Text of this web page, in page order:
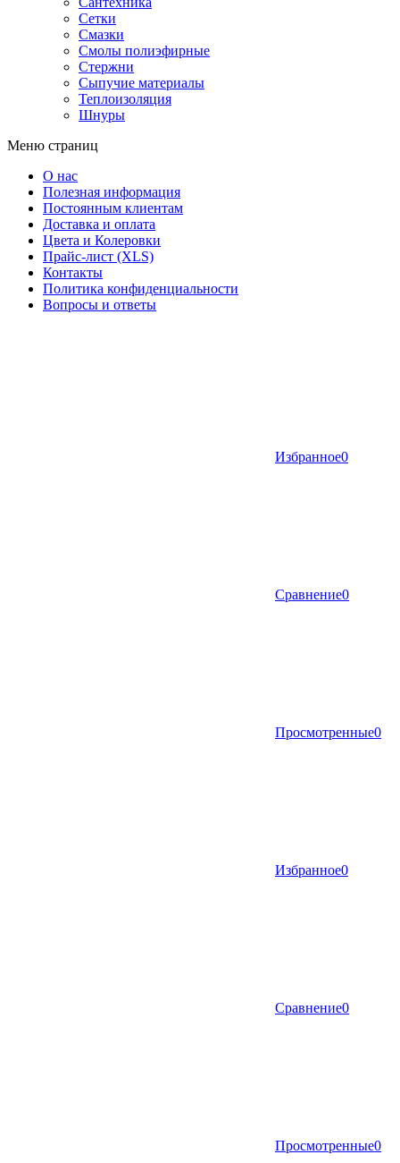
Сетки
Смазки
Смолы полиэфирные
Стержни
Сыпучие материалы
Теплоизоляция
Шнуры
Меню страниц
О нас
Полезная информация
Постоянным клиентам
Доставка и оплата
Цвета и Колеровки
Прайс-лист (XLS)
Контакты
Политика конфиденциальности
Вопросы и ответы
Избранное0
Сравнение0
Просмотренные0
Избранное0
Сравнение0
Просмотренные0